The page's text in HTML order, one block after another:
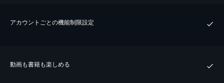
アカウントごとの機能制限設定
動画も書籍も楽しめる